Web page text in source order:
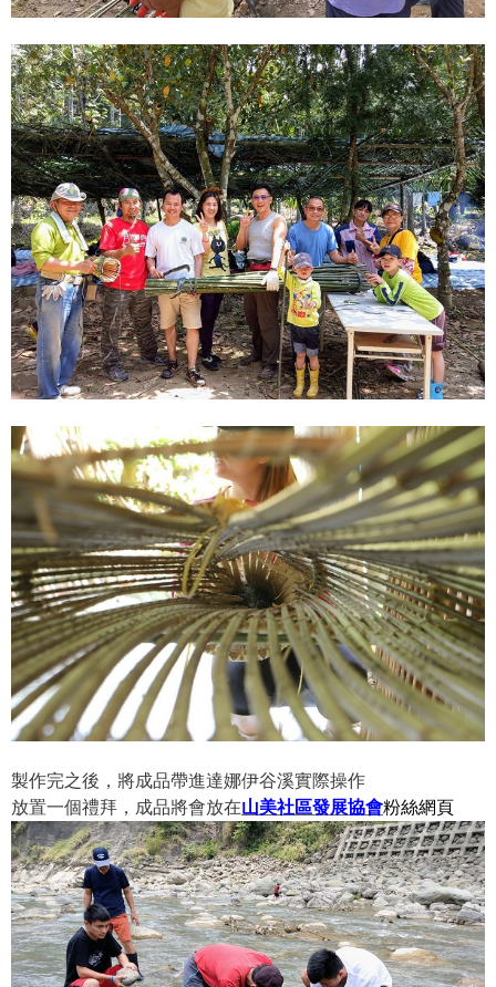
製作完之後，將成品帶進達娜伊谷溪實際操作
放置一個禮拜，成品將會放在山美社區發展協會粉絲網頁